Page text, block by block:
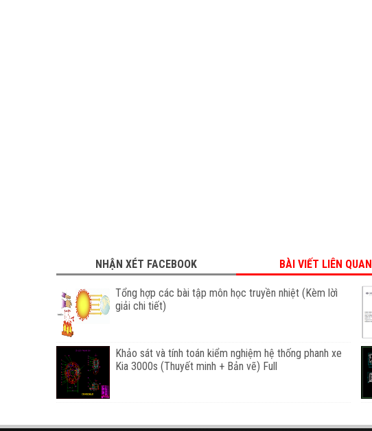
NHẬN XÉT FACEBOOK BÀI VIẾT LIÊN QUAN
Tổng hợp các bài tập môn học truyền nhiệt (Kèm lờì
giải chi tiết)
Khảo sát và tính toán kiểm nghiệm hệ thống phanh xe
Kia 3000s (Thuyết minh + Bản vẽ) Full